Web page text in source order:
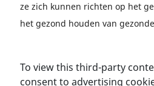
ze zich kunnen richten op het
het gezond houden van
To view this third-party
consent to advertising